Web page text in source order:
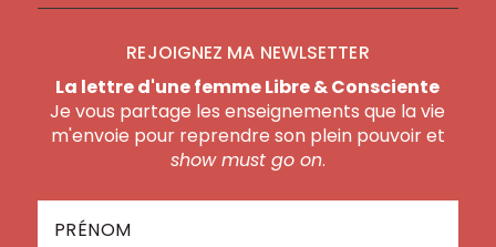
REJOIGNEZ MA NEWLSETTER
La lettre d'une femme Libre & Consciente
Je vous partage les enseignements que la vie
m'envoie pour reprendre son plein pouvoir et
show must go on.